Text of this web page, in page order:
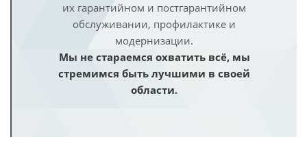
их гарантийном и постгарантийном
обслуживании, профилактике и
модернизации.
Мы не стараемся охватить всё, мы
стремимся быть лучшими в своей
области.